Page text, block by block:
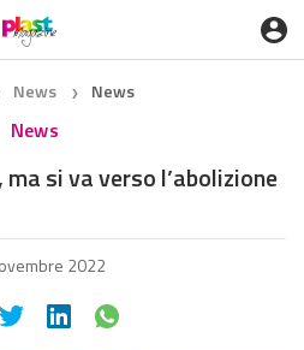
News ❯ News
News
si va verso l’abolizione
2022